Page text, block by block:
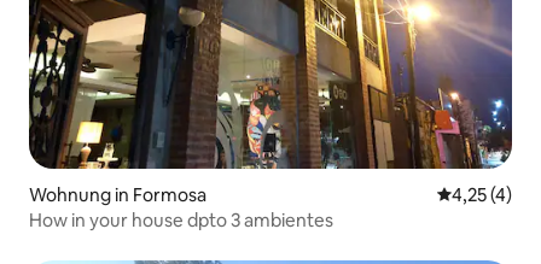
Wohnung in Formosa
4,25 (4)
How in your house dpto 3 ambientes